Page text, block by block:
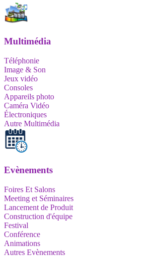
Multimédia
Téléphonie
Image & Son
Jeux vidéo
Consoles
Appareils photo
Caméra Vidéo
Électroniques
Autre Multimédia
Evènements
Foires Et Salons
Meeting et Séminaires
Lancement de Produit
Construction d'équipe
Festival
Conférence
Animations
Autres Evènements